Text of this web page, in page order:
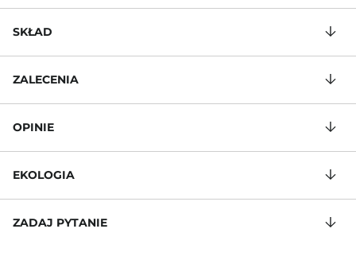
SKŁAD
ZALECENIA
OPINIE
EKOLOGIA
ZADAJ PYTANIE